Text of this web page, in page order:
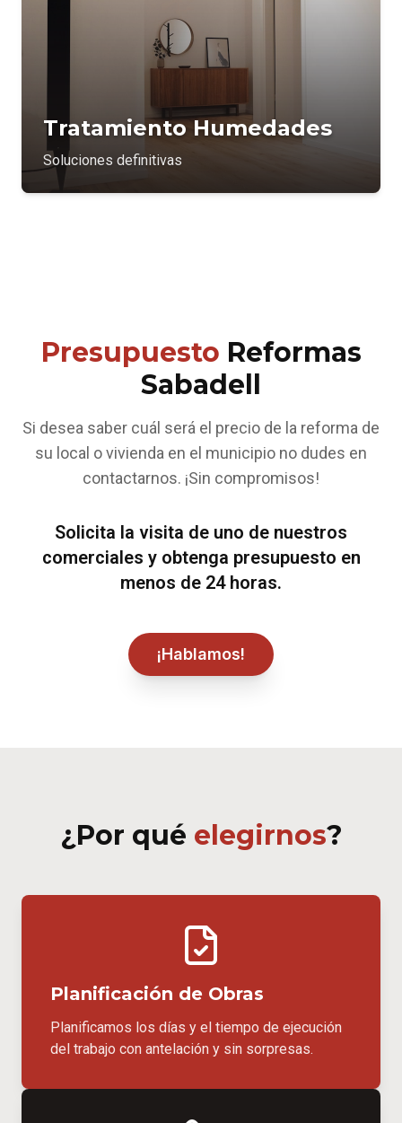
Tratamiento Humedades
Soluciones definitivas
Presupuesto Reformas
Sabadell
Si desea saber cuál será el precio de la reforma de
su local o vivienda en el municipio no dudes en
contactarnos. ¡Sin compromisos!
Solicita la visita de uno de nuestros
comerciales y obtenga presupuesto en
menos de 24 horas.
¡Hablamos!
¿Por qué elegirnos?
Planificación de Obras
Planificamos los días y el tiempo de ejecución
del trabajo con antelación y sin sorpresas.